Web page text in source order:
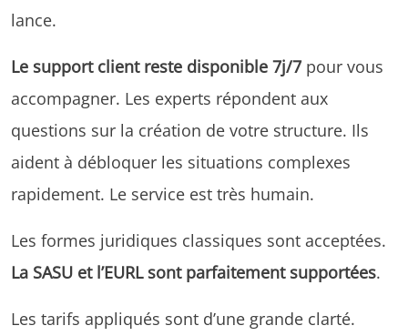
lance.
Le support client reste disponible 7j/7pour vous
accompagner. Les experts répondent aux
questions sur la création de votre structure. Ils
aident à débloquer les situations complexes
rapidement. Le service est très humain.
Les formes juridiques classiques sont acceptées.
La SASU et l’EURL sont parfaitement supportées.
Les tarifs appliqués sont d’une grande clarté.